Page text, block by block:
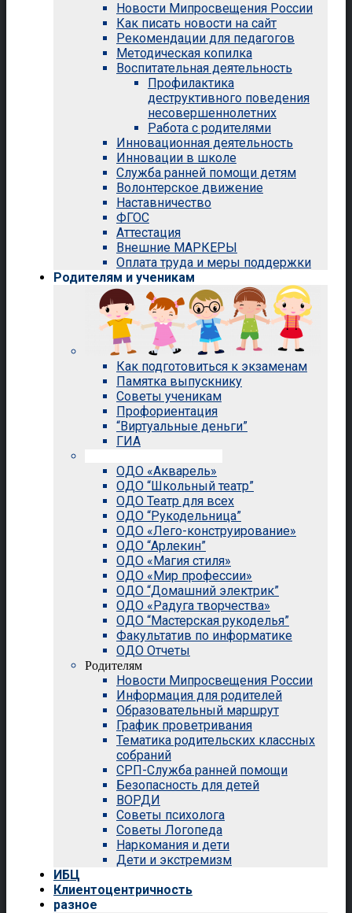
Новости Мипросвещения России
Как писать новости на сайт
Рекомендации для педагогов
Методическая копилка
Воспитательная деятельность
Профилактика
деструктивного поведения
несовершеннолетних
Работа с родителями
Инновационная деятельность
Инновации в школе
Служба ранней помощи детям
Волонтерское движение
Наставничество
ФГОС
Аттестация
Внешние МАРКЕРЫ
Оплата труда и меры поддержки
Родителям и ученикам
Как подготовиться к экзаменам
Памятка выпускнику
Советы ученикам
Профориентация
“Виртуальные деньги”
ГИА
ОДО «Акварель»
ОДО “Школьный театр”
ОДО Театр для всех
ОДО “Рукодельница”
ОДО «Лего-конструирование»
ОДО “Арлекин”
ОДО «Магия стиля»
ОДО «Мир профессии»
ОДО “Домашний электрик”
ОДО «Радуга творчества»
ОДО “Мастерская рукоделья”
Факультатив по информатике
ОДО Отчеты
Родителям
Новости Мипросвещения России
Информация для родителей
Образовательный маршрут
График проветривания
Тематика родительских классных
собраний
СРП-Служба ранней помощи
Безопасность для детей
ВОРДИ
Советы психолога
Советы Логопеда
Наркомания и дети
Дети и экстремизм
ИБЦ
Клиентоцентричность
разное